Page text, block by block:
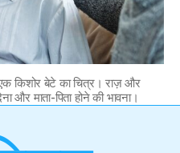
किशोर बेटे का चित्र। राज़ और
और माता-पिता होने की भावना।